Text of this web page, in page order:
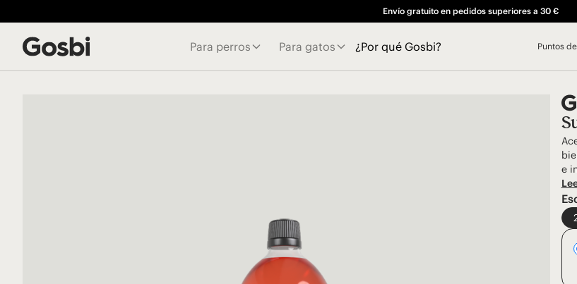
Envío gratuito en pedidos superiores a 30 €
Para perros Para gatos ¿Por qué Gosbi? Puntos
e